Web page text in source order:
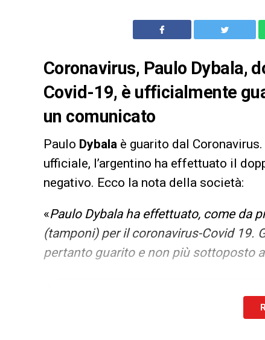
Coronavirus, Paulo Dybala,
Covid-19, è ufficialmente
un comunicato
Paulo Dybala è guarito dal
ufficiale, l’argentino ha effettuato il
negativo. Ecco la nota della società:
«Paulo Dybala ha effettuato, come da
(tamponi) per il coronavirus-Covid 19.
pertanto guarito e non più sottoposto
Iscriviti